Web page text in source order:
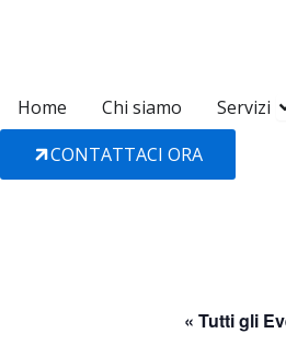
Home
Chi siamo Servizi
CONTATTACI ORA
« Tutti gli